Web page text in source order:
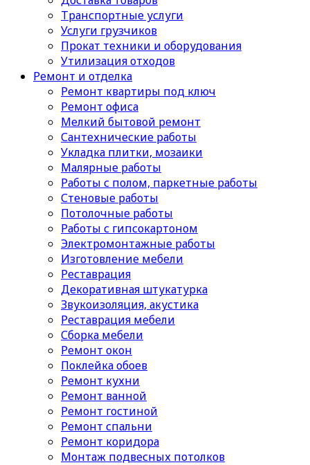
Транспортные услуги
Услуги грузчиков
Прокат техники и оборудования
Утилизация отходов
Ремонт и отделка
Ремонт квартиры под ключ
Ремонт офиса
Мелкий бытовой ремонт
Сантехнические работы
Укладка плитки, мозаики
Малярные работы
Работы с полом, паркетные работы
Стеновые работы
Потолочные работы
Работы с гипсокартоном
Электромонтажные работы
Изготовление мебели
Реставрация
Декоративная штукатурка
Звукоизоляция, акустика
Реставрация мебели
Сборка мебели
Ремонт окон
Поклейка обоев
Ремонт кухни
Ремонт ванной
Ремонт гостиной
Ремонт спальни
Ремонт коридора
Монтаж подвесных потолков